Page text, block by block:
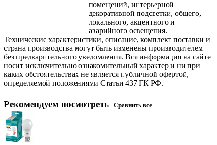
помещений, интерьерной
декоративной подсветки, общего,
локального, акцентного и
аварийного освещения.
Технические характеристики, описание, комплект поставки и
страна производства могут быть изменены производителем
без предварительного уведомления. Вся информация на сайте
носит исключительно ознакомительный характер и ни при
каких обстоятельствах не является публичной офертой,
определяемой положениями Статьи 437 ГК РФ.
Рекомендуем посмотреть Сравнить все